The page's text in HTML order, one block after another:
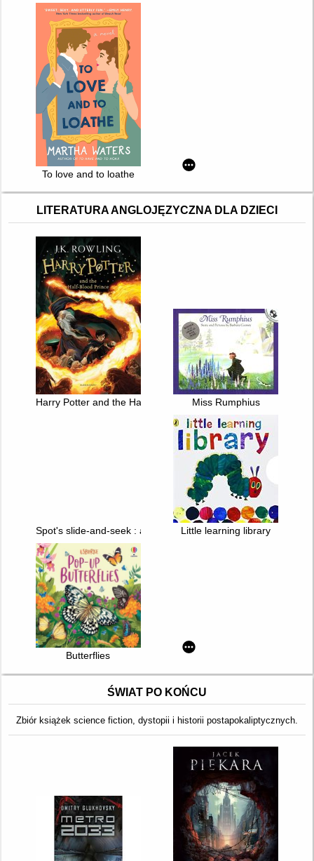
To love and to loathe
LITERATURA ANGLOJĘZYCZNA DLA DZIECI
Harry Potter and the Half-Blood PrinceMiss Rumphius
Spot's slide-and-seek : aquarium Little learning library
Butterflies
ŚWIAT PO KOŃCU
Zbiór książek science fiction, dystopii i historii postapokaliptycznych.